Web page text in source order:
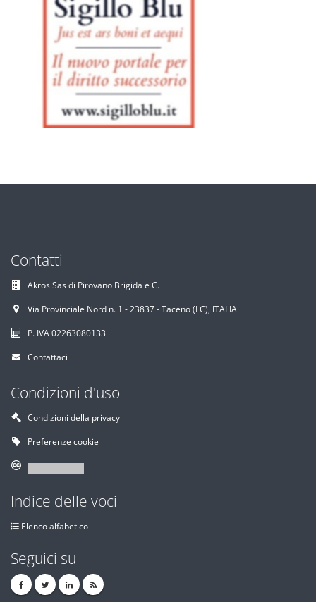
Contatti
Akros Sas di Pirovano Brigida e C.
Via Provinciale Nord n. 1 - 23837 - Taceno (LC), ITALIA
P. IVA 02263080133
Contattaci
Condizioni d'uso
Condizioni della privacy
Preferenze cookie
Indice delle voci
Elenco alfabetico
Seguici su